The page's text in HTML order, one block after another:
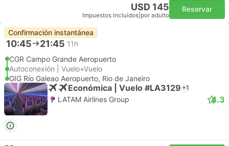
USD 145
Impuestos incluidos por adulto
Reservar
Confirmación instantánea
10:45 21:45 11h
CGR Campo Grande Aeropuerto
Autoconexión | Vuelo+Vuelo
GIG Río Galeao Aeropuerto, Rio de Janeiro
Económica | Vuelo #LA3129 +1
LATAM Airlines Group 4.3